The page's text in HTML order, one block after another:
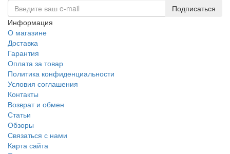
Подписаться
Информация
О магазине
Доставка
Гарантия
Оплата за товар
Политика конфиденциальности
Условия соглашения
Контакты
Возврат и обмен
Статьи
Обзоры
Связаться с нами
Карта сайта